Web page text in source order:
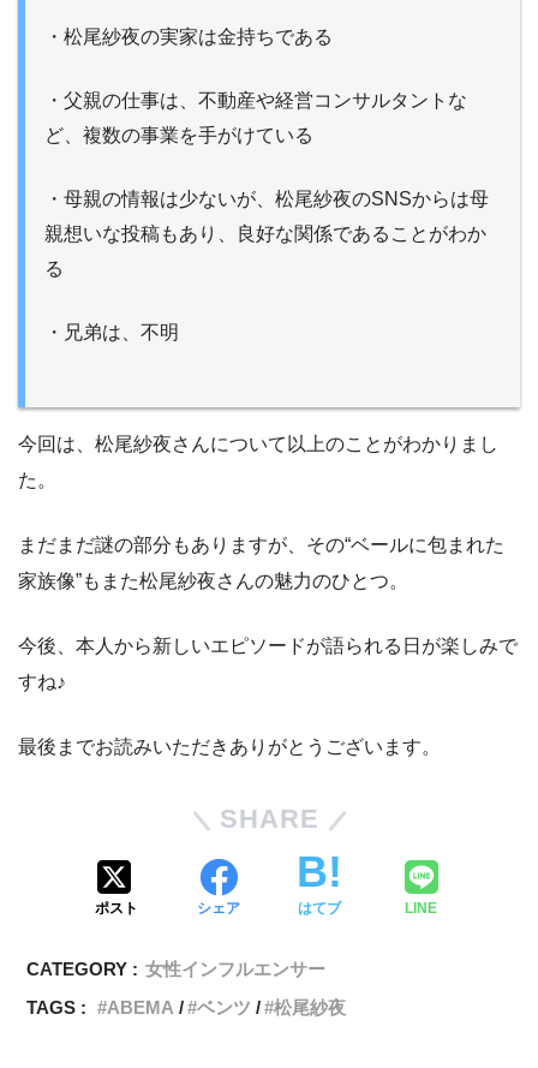
・松尾紗夜の実家は金持ちである
・父親の仕事は、不動産や経営コンサルタントな
ど、複数の事業を手がけている
・母親の情報は少ないが、松尾紗夜のSNSからは母
親想いな投稿もあり、良好な関係であることがわか
る
・兄弟は、不明
今回は、松尾紗夜さんについて以上のことがわかりまし
た。
まだまだ謎の部分もありますが、その“ベールに包まれた
家族像”もまた松尾紗夜さんの魅力のひとつ。
今後、本人から新しいエピソードが語られる日が楽しみで
すね♪
最後までお読みいただきありがとうございます。
SHARE
ポスト シェア はてブ LINE
CATEGORY : 女性インフルエンサー
TAGS :
ABEMA ベンツ 松尾紗夜